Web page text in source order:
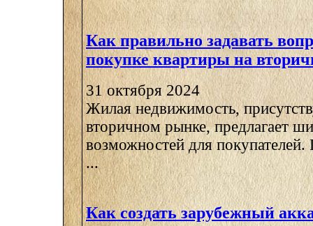
Как правильно задавать
покупке квартиры на
31 октября 2024
Жилая недвижимость,
вторичном рынке, предлагает
возможностей для покупателей.
...
Как создать зарубежный